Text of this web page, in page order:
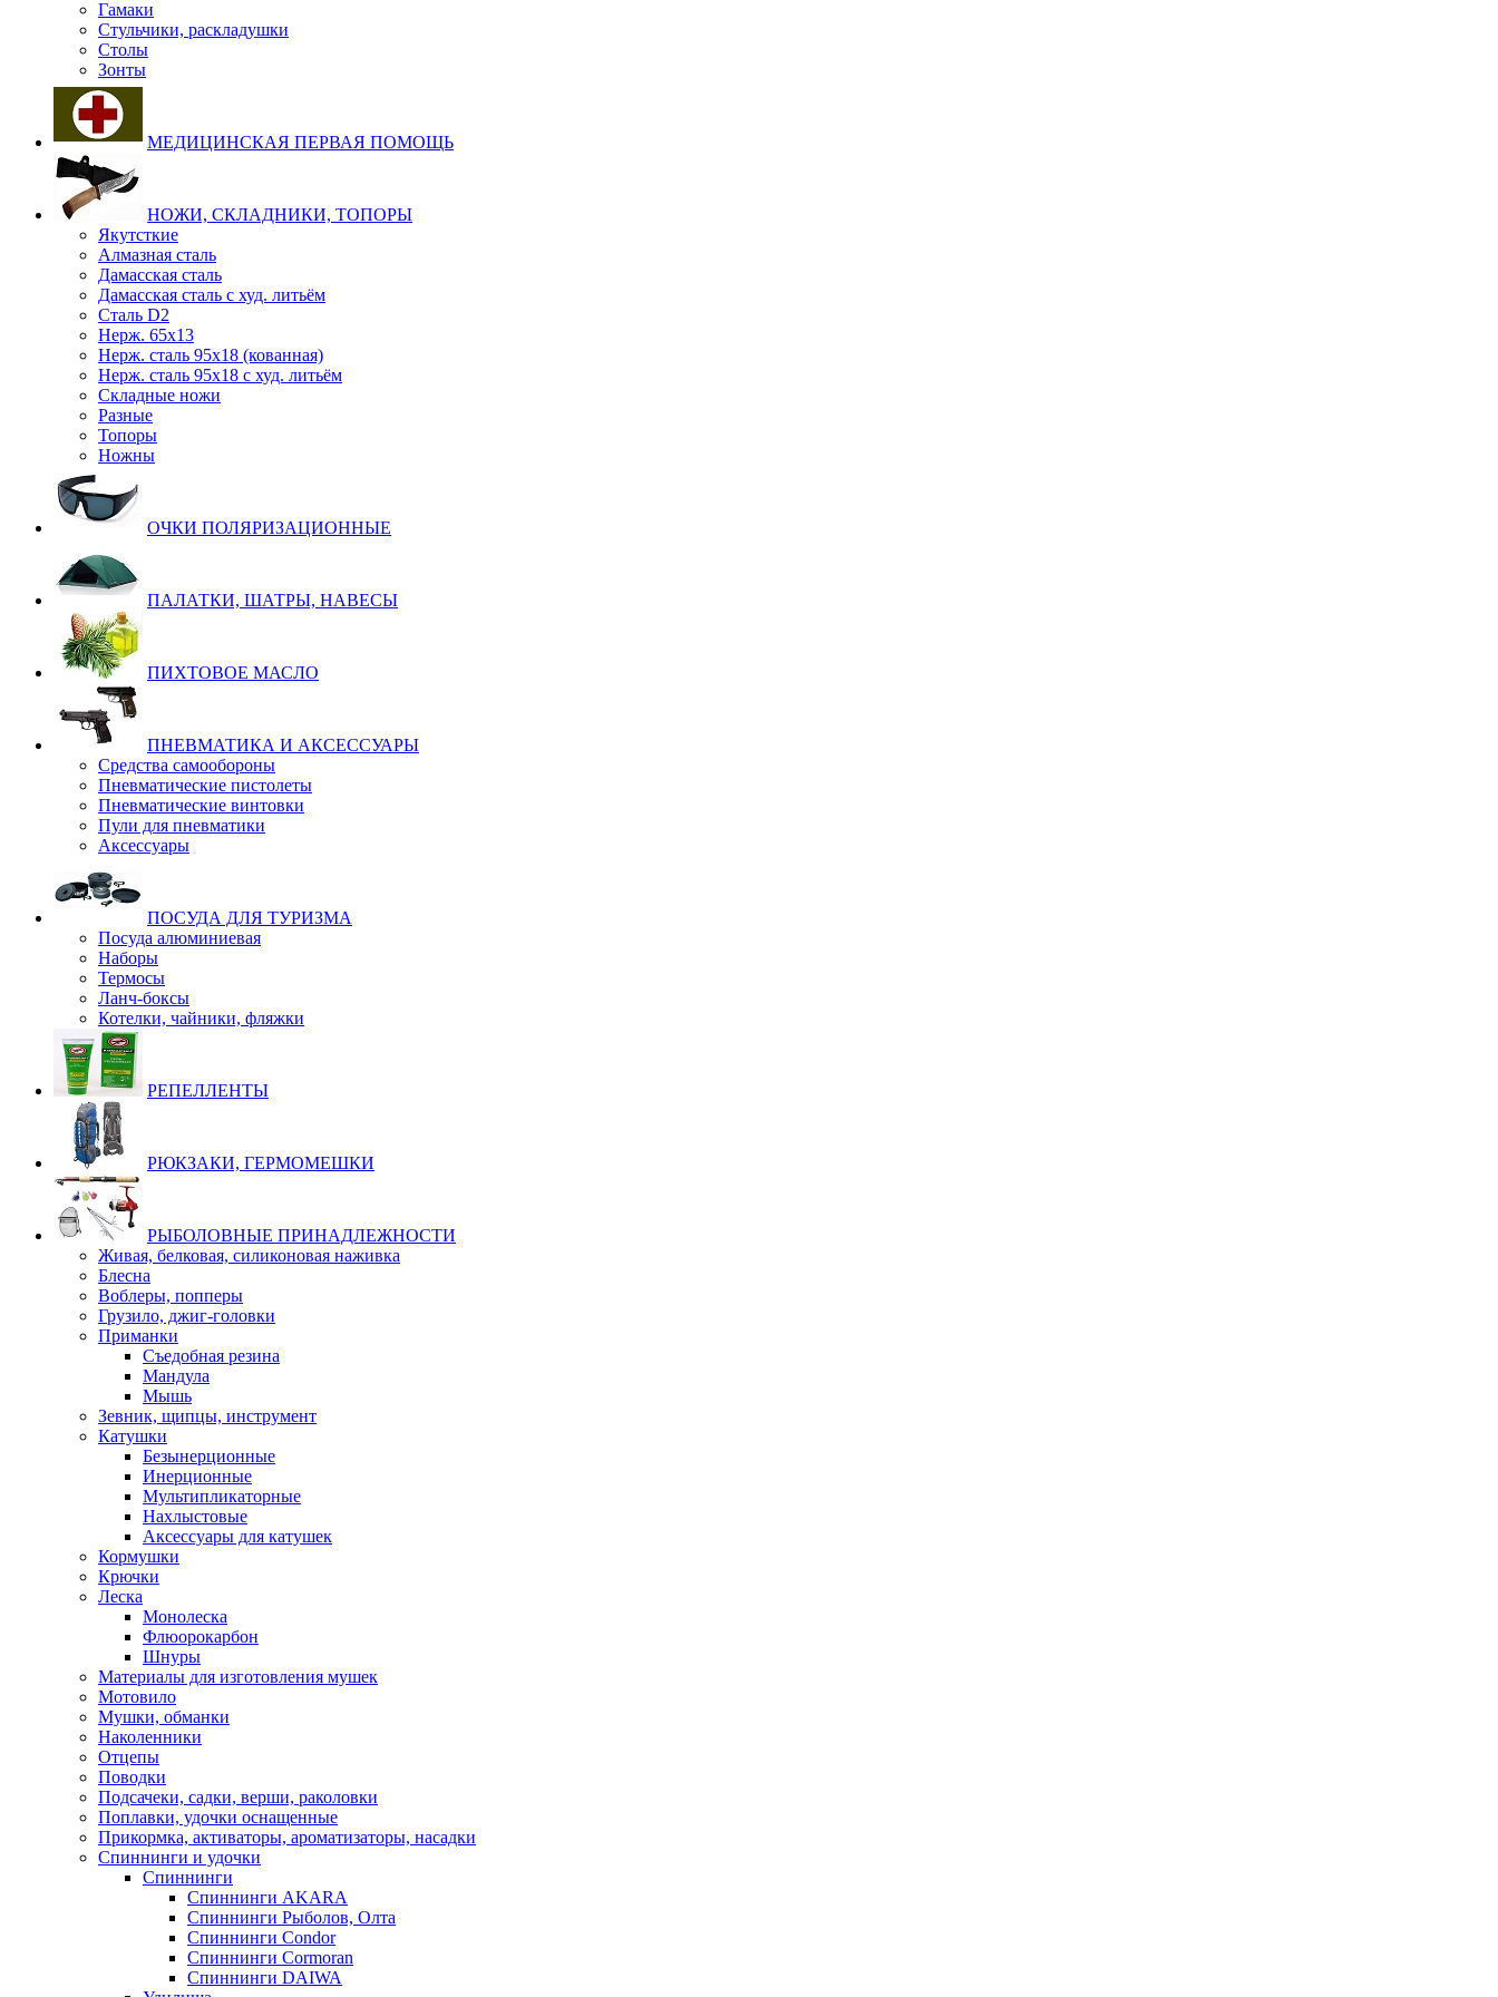
Гамаки
Стульчики, раскладушки
Столы
Зонты
МЕДИЦИНСКАЯ ПЕРВАЯ ПОМОЩЬ
НОЖИ, СКЛАДНИКИ, ТОПОРЫ
Якутсткие
Алмазная сталь
Дамасская сталь
Дамасская сталь с худ. литьём
Сталь D2
Нерж. 65х13
Нерж. сталь 95х18 (кованная)
Нерж. сталь 95х18 с худ. литьём
Складные ножи
Разные
Топоры
Ножны
ОЧКИ ПОЛЯРИЗАЦИОННЫЕ
ПАЛАТКИ, ШАТРЫ, НАВЕСЫ
ПИХТОВОЕ МАСЛО
ПНЕВМАТИКА И АКСЕССУАРЫ
Средства самообороны
Пневматические пистолеты
Пневматические винтовки
Пули для пневматики
Аксессуары
ПОСУДА ДЛЯ ТУРИЗМА
Посуда алюминиевая
Наборы
Термосы
Ланч-боксы
Котелки, чайники, фляжки
РЕПЕЛЛЕНТЫ
РЮКЗАКИ, ГЕРМОМЕШКИ
РЫБОЛОВНЫЕ ПРИНАДЛЕЖНОСТИ
Живая, белковая, силиконовая наживка
Блесна
Воблеры, попперы
Грузило, джиг-головки
Приманки
Съедобная резина
Мандула
Мышь
Зевник, щипцы, инструмент
Катушки
Безынерционные
Инерционные
Мультипликаторные
Нахлыстовые
Аксессуары для катушек
Кормушки
Крючки
Леска
Монолеска
Флюорокарбон
Шнуры
Материалы для изготовления мушек
Мотовило
Мушки, обманки
Наколенники
Отцепы
Поводки
Подсачеки, садки, верши, раколовки
Поплавки, удочки оснащенные
Прикормка, активаторы, ароматизаторы, насадки
Спиннинги и удочки
Спиннинги
Спиннинги AKARA
Спиннинги Рыболов, Олта
Спиннинги Condor
Спиннинги Cormoran
Спиннинги DAIWA